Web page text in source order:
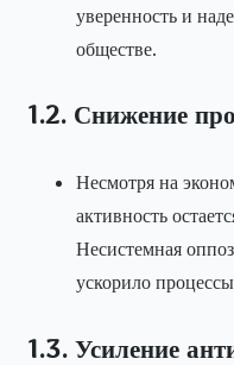
уверенность и
обществе.
1.2. Снижение
Несмотря на
активность
Несистемная
ускорило
1.3. Усиление